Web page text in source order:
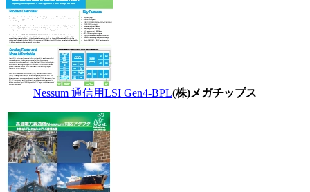
Nessum 通信用LSI Gen4-BPL(株)メガチップス